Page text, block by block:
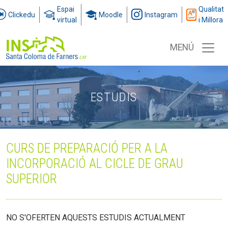
Clickedu
Espai
virtual
Moodle Instagram
Qualitat
i Millora
MENÚ
ESTUDIS
CURS DE PREPARACIÓ PER A LA
INCORPORACIÓ AL CICLE DE GRAU
SUPERIOR
NO S'OFERTEN AQUESTS ESTUDIS ACTUALMENT